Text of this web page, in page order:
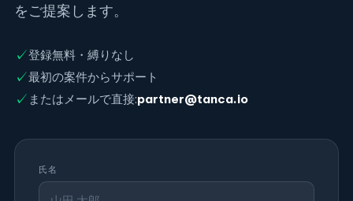
をご提案します。
✓登録無料・縛りなし
✓最初の案件からサポート
✓ またはメールで直接:partner@tanca.io
氏名